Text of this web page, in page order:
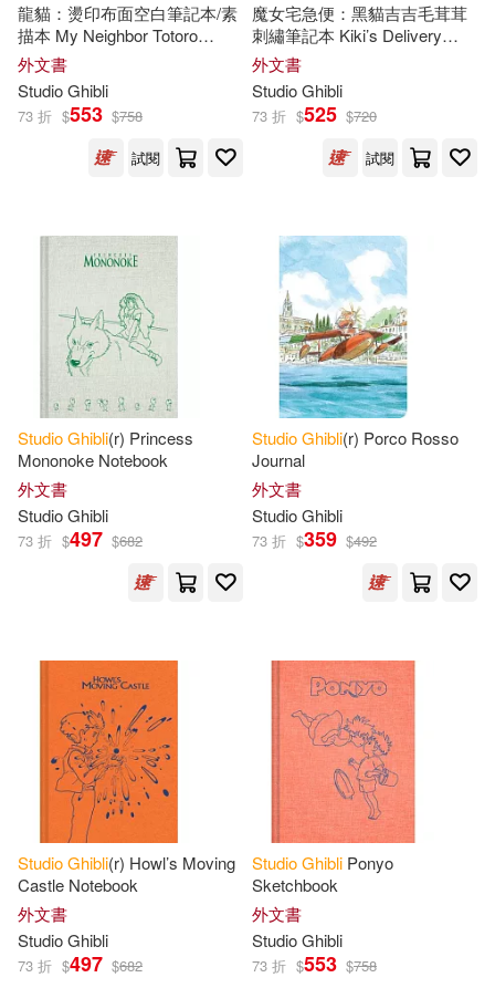
龍貓：燙印布面空白筆記本/素
描本 My Neighbor Totoro
Sketchbook
外文書
StudioGhibli
73 折 $553 $758
試閱
魔女宅急便：黑貓吉吉毛茸茸
刺繡筆記本 Kiki’s Delivery
Service: Jiji Journal
外文書
StudioGhibli
73 折 $525 $720
試閱
StudioGhibli(r) Princess
Mononoke Notebook
外文書
StudioGhibli
73 折 $497 $682
StudioGhibli(r) Porco Rosso
Journal
外文書
StudioGhibli
73 折 $359 $492
StudioGhibli(r) Howl’s Moving
Castle Notebook
外文書
StudioGhibli
73 折 $497 $682
StudioGhibli Ponyo
Sketchbook
外文書
StudioGhibli
73 折 $553 $758